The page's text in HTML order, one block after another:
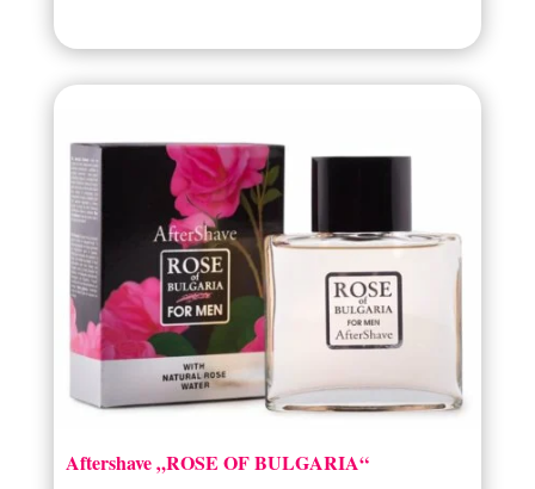
Aftershave „ROSE OF BULGARIA“